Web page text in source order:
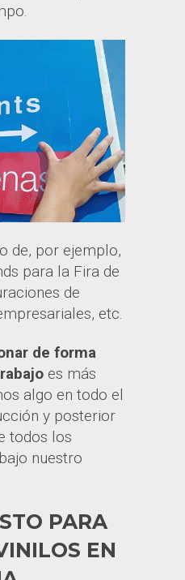
de, por ejemplo,
para la Fira de
de
etc.
de forma
es más
algo en todo el
y posterior
todos los
nuestro
PARA
EN